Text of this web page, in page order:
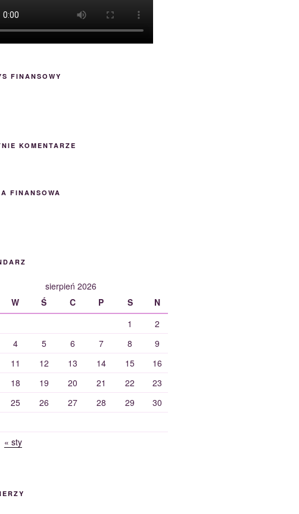
FINANSOWY
KOMENTARZE
FINANSOWA
sierpień 2026
W Ś C P S
N
1
2
4 5 6 7 8
9
11 12 13 14 15
16
18 19 20 21 22
23
25 26 27 28 29
30
« sty